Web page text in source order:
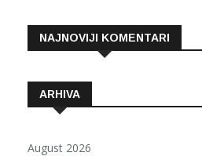
NAJNOVIJI KOMENTARI
ARHIVA
August 2026